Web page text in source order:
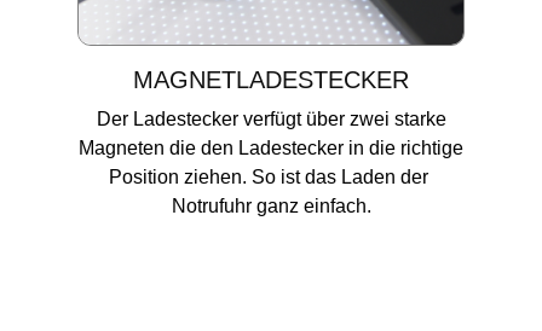
MAGNETLADESTECKER
Der Ladestecker verfügt über zwei starke
Magneten die den Ladestecker in die richtige
Position ziehen. So ist das Laden der
Notrufuhr ganz einfach.